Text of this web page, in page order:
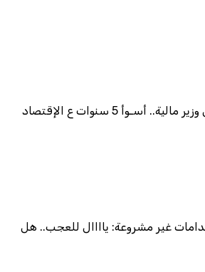
5 سـنوات وجيريل وزير مالية.. أسـوأ 5 سنوات ع الإقتصاد
غير مشروعة: ياااال للعجب.. هل